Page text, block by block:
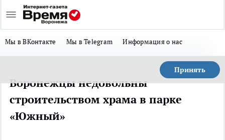
Мы в ВКонтакте Мы в Telegram Информация о нас
Принять
Воронежцы недовольны
строительством храма в парке
«Южный»